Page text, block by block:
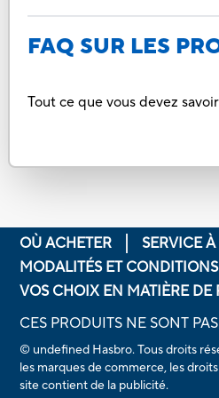
FAQ SUR LES
Tout ce que vous devez
OÙ ACHETER SERVICE
MODALITÉS ET
VOS CHOIX EN MATIÈRE DE
CES PRODUITS NE SONT
© undefined Hasbro. Tous droits
les marques de commerce, les
site contient de la publicité.